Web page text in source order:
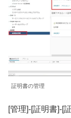
証明書の管理
[管理]-[証明書]-[